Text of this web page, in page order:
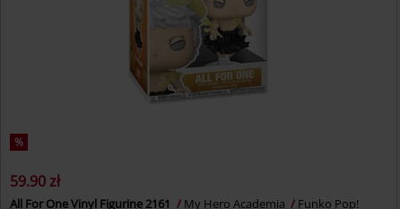
%
59.90 zł
All For One Vinyl Figurine 2161 My Hero Academia Funko Pop!